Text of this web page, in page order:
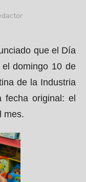
que el Día
domingo 10 de
de la Industria
fecha original: el
mes.